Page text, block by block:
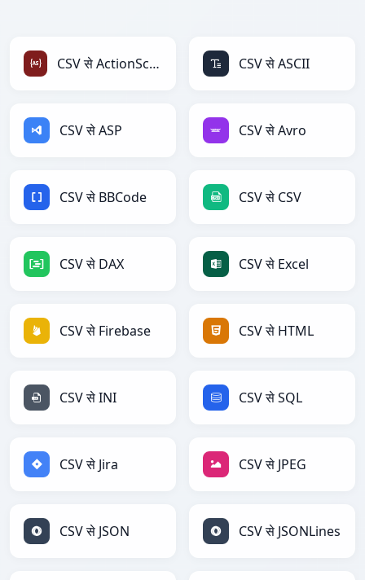
CSV से ActionScript CSV से ASCII
CSV से ASP CSV से Avro
CSV से BBCode CSV से CSV
CSV से DAX CSV से Excel
CSV से Firebase CSV से HTML
CSV से INI CSV से SQL
CSV से Jira CSV से JPEG
CSV से JSON CSV से JSONLines